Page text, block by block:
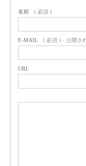
名前 ( 必須 )
E-MAIL ( 必須 ) - 公開さ
URL